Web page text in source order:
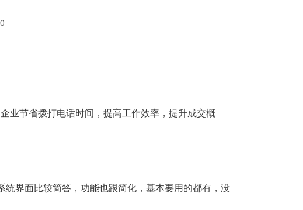
业节省拨打电话时间，提高工作效率，提升成交概
界面比较简答，功能也跟简化，基本要用的都有，没